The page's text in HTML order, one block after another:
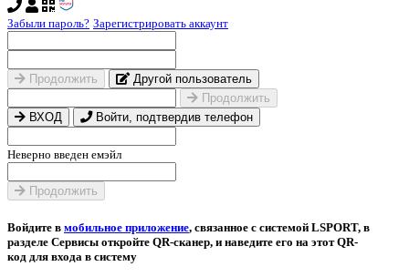
Забыли пароль? Зарегистрировать аккаунт
Продолжить
Другой пользователь
Продолжить
ВХОД
Войти, подтвердив телефон
Неверно введен емэйл
Продолжить
Войдите в мобильное приложение, связанное с системой LSPORT, в
разделе Сервисы откройте QR-сканер, и наведите его на этот QR-
код для входа в систему